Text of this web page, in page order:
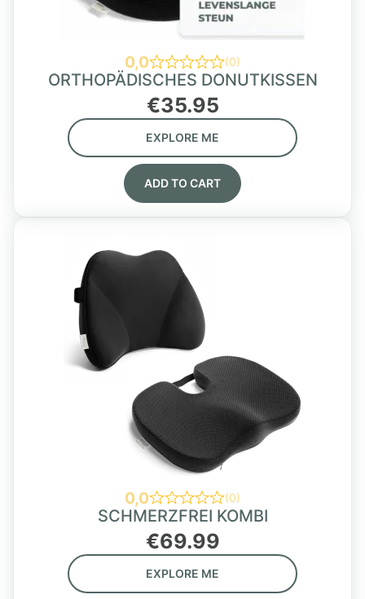
0,0 (0)
ORTHOPÄDISCHES DONUTKISSEN
€35.95
EXPLORE ME
ADD TO CART
0,0 (0)
SCHMERZFREI KOMBI
€69.99
EXPLORE ME